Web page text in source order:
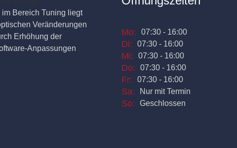
Bereich Tuning liegt
Veränderungen
Erhöhung der
Anpassungen
Mo: 07:30 - 16:00
Di: 07:30 - 16:00
Mi: 07:30 - 16:00
Do: 07:30 - 16:00
Fr: 07:30 - 16:00
Sa: Nur mit Termin
So: Geschlossen